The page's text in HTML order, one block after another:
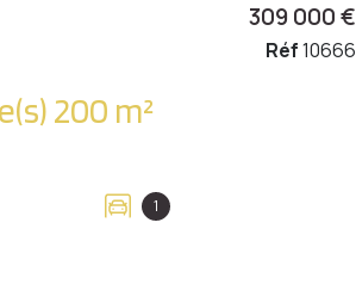
Triplex 7 pièce(s) 4 chambre(s) 200 m²
1
309 000 €
Réf10666